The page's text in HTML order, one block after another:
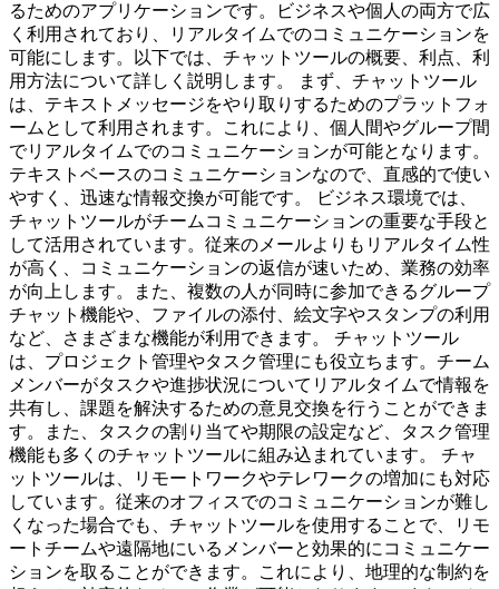
るためのアプリケーションです。ビジネスや個人の両方で広
く利用されており、リアルタイムでのコミュニケーションを
可能にします。以下では、チャットツールの概要、利点、利
用方法について詳しく説明します。 まず、チャットツール
は、テキストメッセージをやり取りするためのプラットフォ
ームとして利用されます。これにより、個人間やグループ間
でリアルタイムでのコミュニケーションが可能となります。
テキストベースのコミュニケーションなので、直感的で使い
やすく、迅速な情報交換が可能です。 ビジネス環境では、
チャットツールがチームコミュニケーションの重要な手段と
して活用されています。従来のメールよりもリアルタイム性
が高く、コミュニケーションの返信が速いため、業務の効率
が向上します。また、複数の人が同時に参加できるグループ
チャット機能や、ファイルの添付、絵文字やスタンプの利用
など、さまざまな機能が利用できます。 チャットツール
は、プロジェクト管理やタスク管理にも役立ちます。チーム
メンバーがタスクや進捗状況についてリアルタイムで情報を
共有し、課題を解決するための意見交換を行うことができま
す。また、タスクの割り当てや期限の設定など、タスク管理
機能も多くのチャットツールに組み込まれています。 チャ
ットツールは、リモートワークやテレワークの増加にも対応
しています。従来のオフィスでのコミュニケーションが難し
くなった場合でも、チャットツールを使用することで、リモ
ートチームや遠隔地にいるメンバーと効果的にコミュニケー
ションを取ることができます。これにより、地理的な制約を